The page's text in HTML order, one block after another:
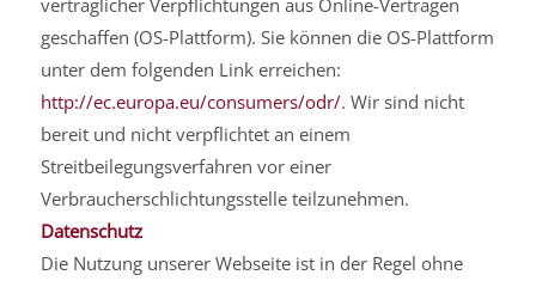
geschaffen (OS-Plattform). Sie können die OS-Plattform
unter dem folgenden Link erreichen:
http://ec.europa.eu/consumers/odr/. Wir sind nicht
bereit und nicht verpflichtet an einem
Streitbeilegungsverfahren vor einer
Verbraucherschlichtungsstelle teilzunehmen.
Datenschutz
Die Nutzung unserer Webseite ist in der Regel ohne